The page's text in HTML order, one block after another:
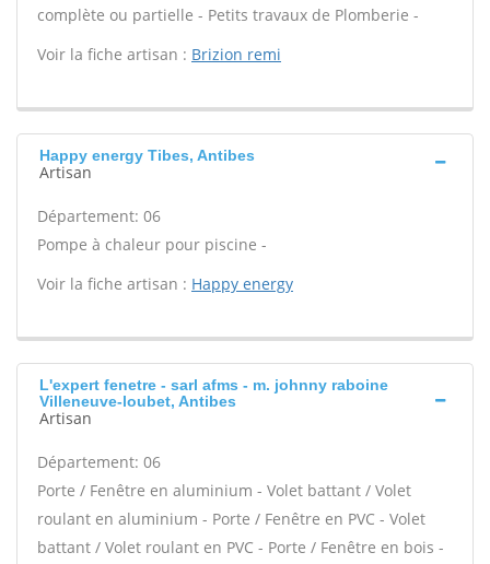
complète ou partielle - Petits travaux de Plomberie -
Voir la fiche artisan : Brizion remi
Happy energy Tibes, Antibes
Artisan
Département: 06
Pompe à chaleur pour piscine -
Voir la fiche artisan : Happy energy
L'expert fenetre - sarl afms - m. johnny raboine
Villeneuve-loubet, Antibes
Artisan
Département: 06
Porte / Fenêtre en aluminium - Volet battant / Volet
roulant en aluminium - Porte / Fenêtre en PVC - Volet
battant / Volet roulant en PVC - Porte / Fenêtre en bois -